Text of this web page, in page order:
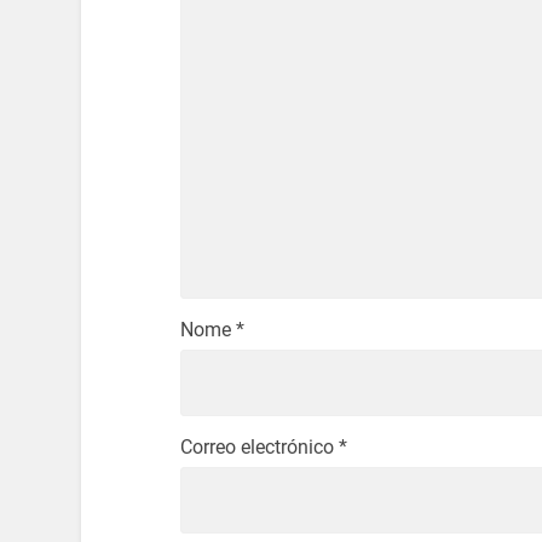
Nome *
Correo electrónico *